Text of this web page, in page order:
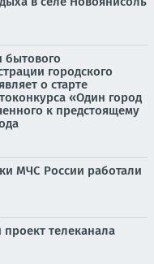
бытового
городского
о старте
«Один город
к предстоящему
МЧС России работали
телеканала